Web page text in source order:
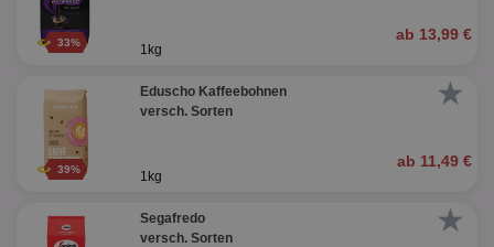
33% ab 13,99 €
1kg
★
39%
Eduscho Kaffeebohnen
versch. Sorten
ab 11,49 €
1kg
★
Segafredo
versch. Sorten